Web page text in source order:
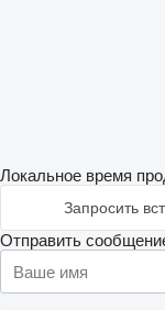
Локальное время
Запросить
Отправить